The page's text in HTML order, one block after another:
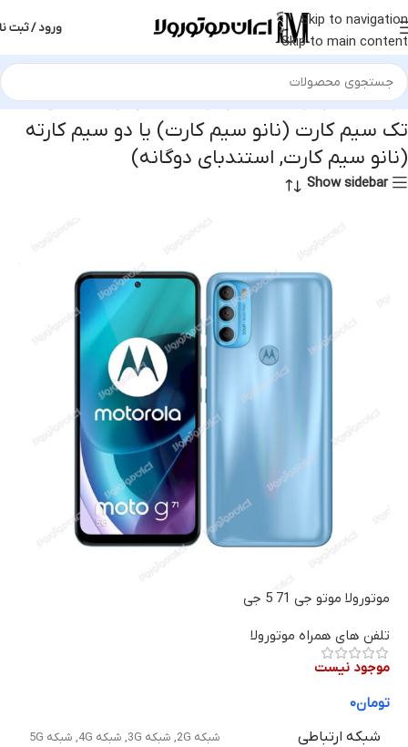
Skip to navigation
Skip to main content
ورود / ثبت
(نانو سیم کارت) یا دو سیم کارته (نانو سیم کارت, استندبای دوگانه)
تک سیم کارت (نانو سیم کارت) یا دو سیم کارته
(نانو سیم کارت, استندبای دوگانه)
Show sidebar
موتورولا موتو جی 71 5 جی
تلفن های همراه موتورولا
موجود نیست
تومان۰
شبکه ارتباطی
شبکه 2G , شبکه 3G , شبکه 4G , شبکه 5G